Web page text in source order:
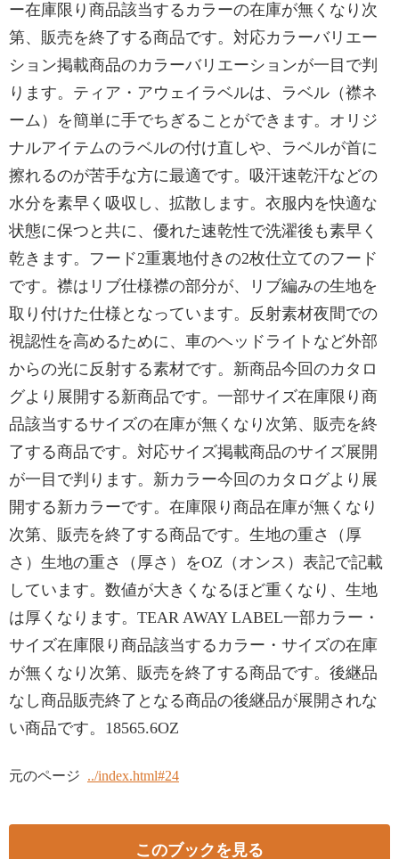
ー在庫限り商品該当するカラーの在庫が無くなり次
第、販売を終了する商品です。対応カラーバリエー
ション掲載商品のカラーバリエーションが一目で判
ります。ティア・アウェイラベルは、ラベル（襟ネ
ーム）を簡単に手でちぎることができます。オリジ
ナルアイテムのラベルの付け直しや、ラベルが首に
擦れるのが苦手な方に最適です。吸汗速乾汗などの
水分を素早く吸収し、拡散します。衣服内を快適な
状態に保つと共に、優れた速乾性で洗濯後も素早く
乾きます。フード2重裏地付きの2枚仕立てのフード
です。襟はリブ仕様襟の部分が、リブ編みの生地を
取り付けた仕様となっています。反射素材夜間での
視認性を高めるために、車のヘッドライトなど外部
からの光に反射する素材です。新商品今回のカタロ
グより展開する新商品です。一部サイズ在庫限り商
品該当するサイズの在庫が無くなり次第、販売を終
了する商品です。対応サイズ掲載商品のサイズ展開
が一目で判ります。新カラー今回のカタログより展
開する新カラーです。在庫限り商品在庫が無くなり
次第、販売を終了する商品です。生地の重さ（厚
さ）生地の重さ（厚さ）をOZ（オンス）表記で記載
しています。数値が大きくなるほど重くなり、生地
は厚くなります。TEAR AWAY LABEL一部カラー・
サイズ在庫限り商品該当するカラー・サイズの在庫
が無くなり次第、販売を終了する商品です。後継品
なし商品販売終了となる商品の後継品が展開されな
い商品です。18565.6OZ
元のページ ../index.html#24
このブックを見る